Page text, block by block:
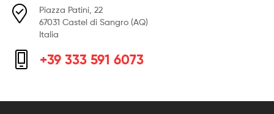
Piazza Patini, 22
67031 Castel di Sangro (AQ)
Italia
+39 333 591 6073